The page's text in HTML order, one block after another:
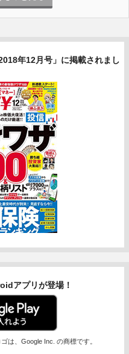
年12月号」に掲載されまし
アプリが登場！
は、Google Inc. の商標です。